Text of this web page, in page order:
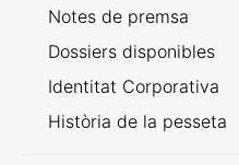
Notes de premsa
Dossiers disponibles
Identitat Corporativa
Història de la pesseta